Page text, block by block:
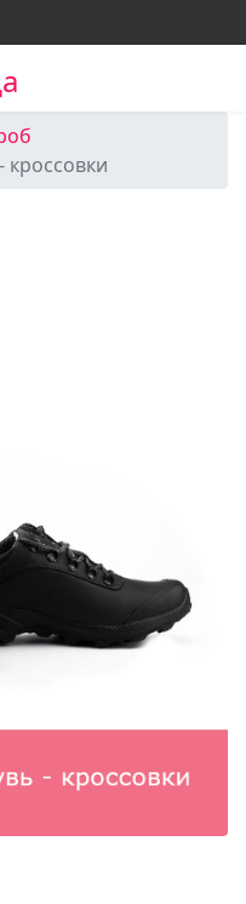
кроссовки